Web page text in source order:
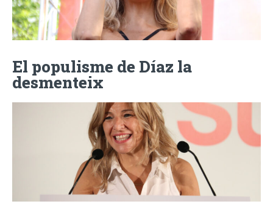
El populisme de Díaz la
desmenteix